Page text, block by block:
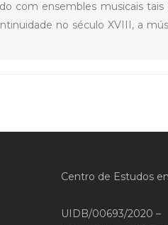
com ensembles musicais tais
no século XVIII, a
Centro de Estudos
UIDB/00693/2020 –